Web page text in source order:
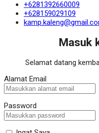
+6281392660009
+628159029109
Masuk
Selamat datang
Alamat Email
Password